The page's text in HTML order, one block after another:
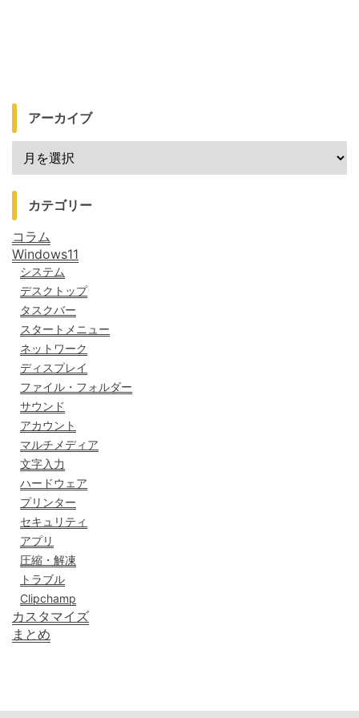
アーカイブ
カテゴリー
コラム
Windows11
システム
デスクトップ
タスクバー
スタートメニュー
ネットワーク
ディスプレイ
ファイル・フォルダー
サウンド
アカウント
マルチメディア
文字入力
ハードウェア
プリンター
セキュリティ
アプリ
圧縮・解凍
トラブル
Clipchamp
カスタマイズ
まとめ